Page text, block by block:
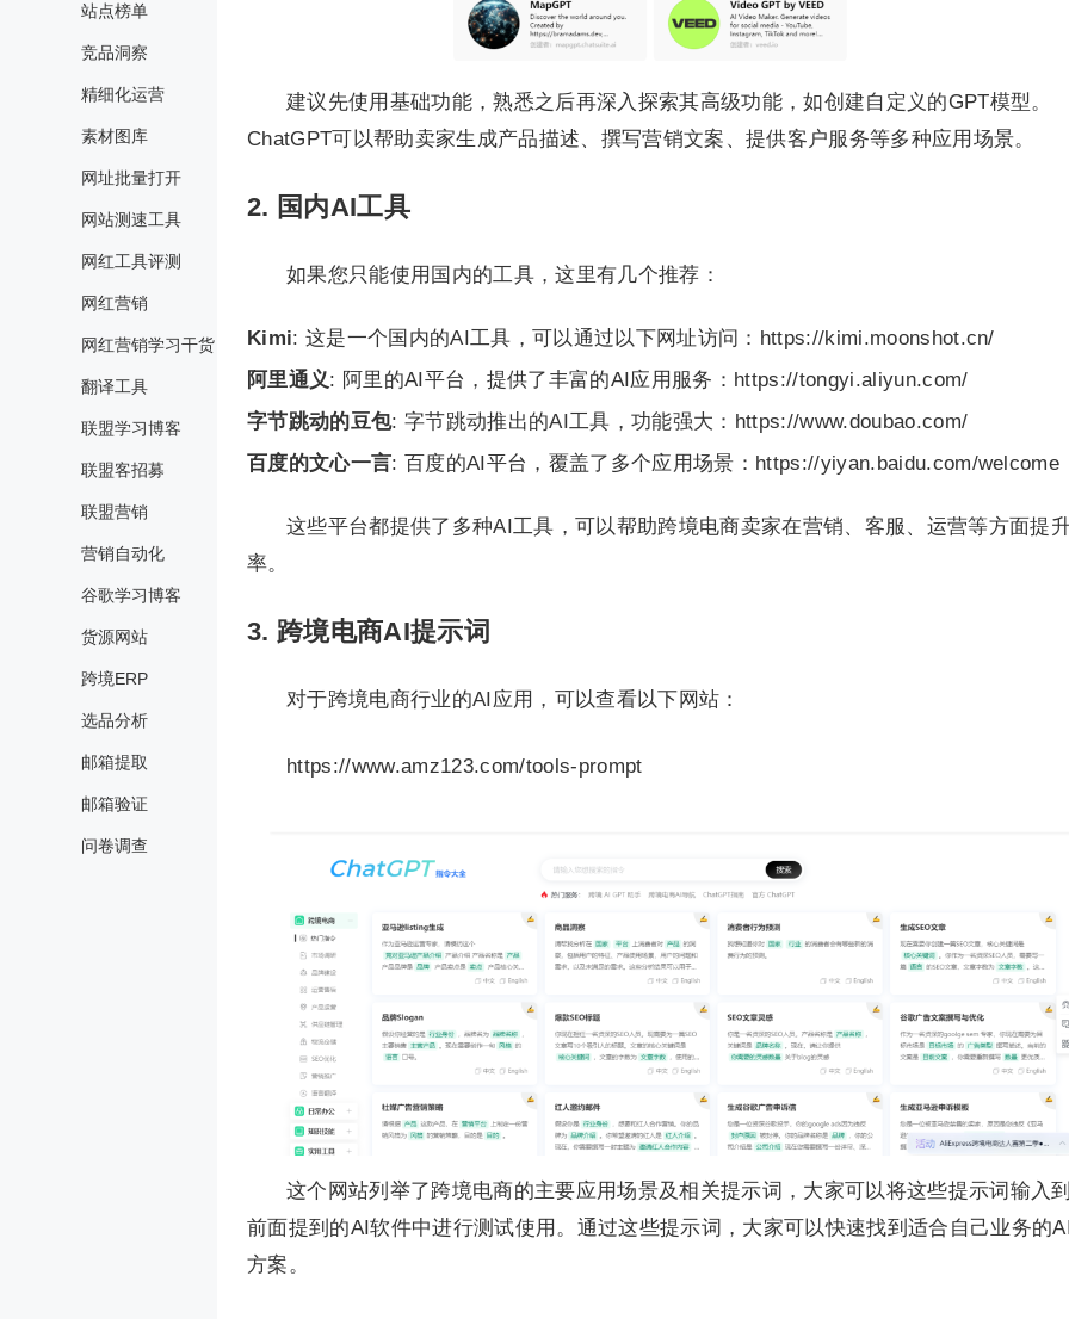
站点榜单
竞品洞察
精细化运营
素材图库
网址批量打开
网站测速工具
网红工具评测
网红营销
网红营销学习干货
翻译工具
联盟学习博客
联盟客招募
联盟营销
营销自动化
谷歌学习博客
货源网站
跨境ERP
选品分析
邮箱提取
邮箱验证
问卷调查
建议先使用基础功能，熟悉之后再深入探索其高级功能，如创建自定义的GPT模型。
ChatGPT可以帮助卖家生成产品描述、撰写营销文案、提供客户服务等多种应用场景。
2. 国内AI工具
如果您只能使用国内的工具，这里有几个推荐：
Kimi: 这是一个国内的AI工具，可以通过以下网址访问：https://kimi.moonshot.cn/
阿里通义: 阿里的AI平台，提供了丰富的AI应用服务：https://tongyi.aliyun.com/
字节跳动的豆包: 字节跳动推出的AI工具，功能强大：https://www.doubao.com/
百度的文心一言: 百度的AI平台，覆盖了多个应用场景：https://yiyan.baidu.com/welcome
这些平台都提供了多种AI工具，可以帮助跨境电商卖家在营销、客服、运营等方面提
率。
3. 跨境电商AI提示词
对于跨境电商行业的AI应用，可以查看以下网站：
https://www.amz123.com/tools-prompt
这个网站列举了跨境电商的主要应用场景及相关提示词，大家可以将这些提示词输入
前面提到的AI软件中进行测试使用。通过这些提示词，大家可以快速找到适合自己业务的
方案。